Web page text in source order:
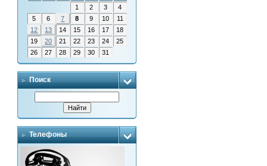
1
2 3
4
5
6 7 8 9 10
11
12
13 14 15 16 17
18
19
20 21 22 23 24
25
26
27 28 29 30 31
Поиск
Телефоны